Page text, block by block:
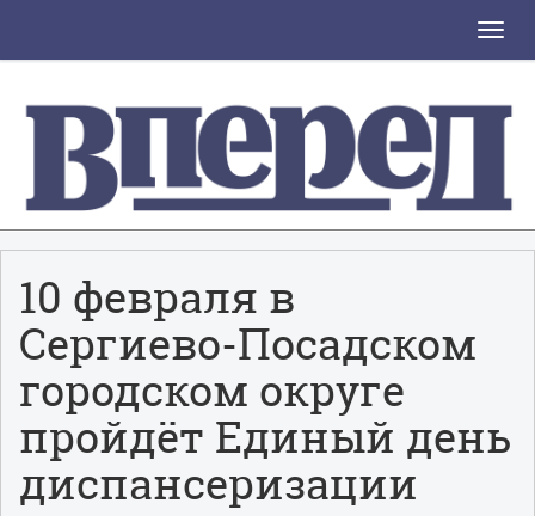
Toggle
10 февраля в
Сергиево-Посадском
городском округе
пройдёт Единый день
диспансеризации